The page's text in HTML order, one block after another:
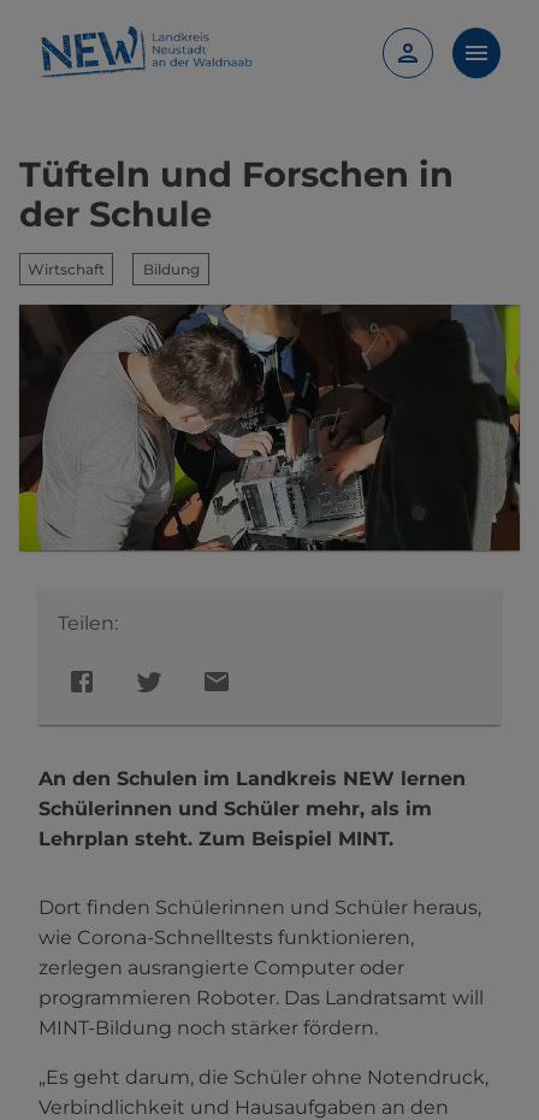
Tüfteln und Forschen in
der Schule
Wirtschaft Bildung
Teilen:
An den Schulen im Landkreis NEW lernen
Schülerinnen und Schüler mehr, als im
Lehrplan steht. Zum Beispiel MINT.
Dort finden Schülerinnen und Schüler heraus,
wie Corona-Schnelltests funktionieren,
zerlegen ausrangierte Computer oder
programmieren Roboter. Das Landratsamt will
MINT-Bildung noch stärker fördern.
„Es geht darum, die Schüler ohne Notendruck,
Verbindlichkeit und Hausaufgaben an den